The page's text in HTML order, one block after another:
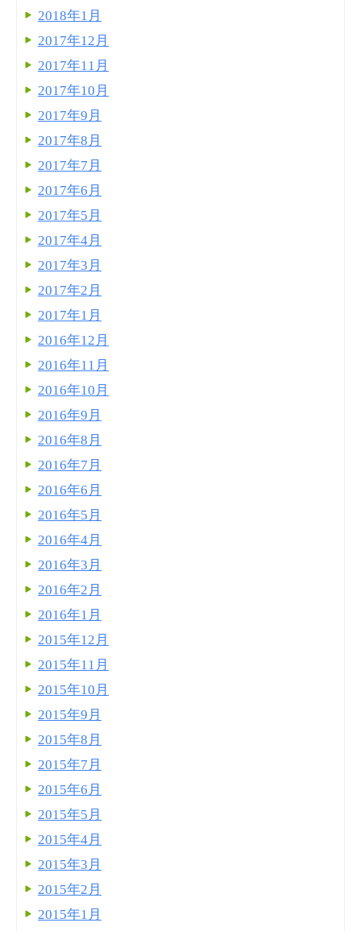
2018年1月
2017年12月
2017年11月
2017年10月
2017年9月
2017年8月
2017年7月
2017年6月
2017年5月
2017年4月
2017年3月
2017年2月
2017年1月
2016年12月
2016年11月
2016年10月
2016年9月
2016年8月
2016年7月
2016年6月
2016年5月
2016年4月
2016年3月
2016年2月
2016年1月
2015年12月
2015年11月
2015年10月
2015年9月
2015年8月
2015年7月
2015年6月
2015年5月
2015年4月
2015年3月
2015年2月
2015年1月